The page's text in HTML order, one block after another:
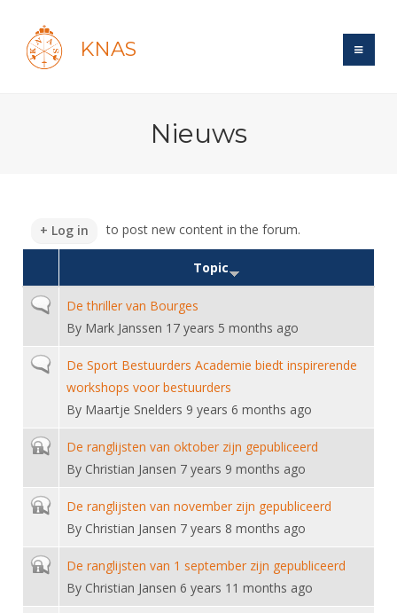
KNAS
Maandelijks archief
Evenement
Website
Gebruiksvoorwaarden
Handleiding
Historie
Lidmaatschap
Reglementen
Ledencijfers
Sponsors en Partners
Organisatie
Bestuur
Commissies
Ereleden
Leden van Verdiensten
Vacatures
Introductie
Veteranen
Lichtzwaardschermen
Wedstrijdsport
Ranglijsten
Inschrijven
Reglementen
Materiaal
Schermpaspoort
Rolstoelschermen
Nieuws
NK's
Oranje
FBT
Talentontwikkeling
Atletencommissie
Internationale Titeltoernooien
Informatie
Voor de jeugd
Spreekbeurtpakket
Ouders en vereniging
Jeugdkampen
Brassardsysteem
Voor coaches en leraren
Nieuws
Nationale opleidingen
Internationale opleidingen
Opleidingen
Forums
Schermforum
Nieuws
Zoek Vereniging
Contact
NK organiseren
Nieuws
Log in to post new content in the forum.
Topic
Normal topicDe thriller van Bourges
By Mark Janssen 17 years 5 months ago
Normal topicDe Sport Bestuurders Academie biedt inspirerende
workshops voor bestuurders
By Maartje Snelders 9 years 6 months ago
Closed topicDe ranglijsten van oktober zijn gepubliceerd
By Christian Jansen 7 years 9 months ago
Closed topicDe ranglijsten van november zijn gepubliceerd
By Christian Jansen 7 years 8 months ago
Closed topicDe ranglijsten van 1 september zijn gepubliceerd
By Christian Jansen 6 years 11 months ago